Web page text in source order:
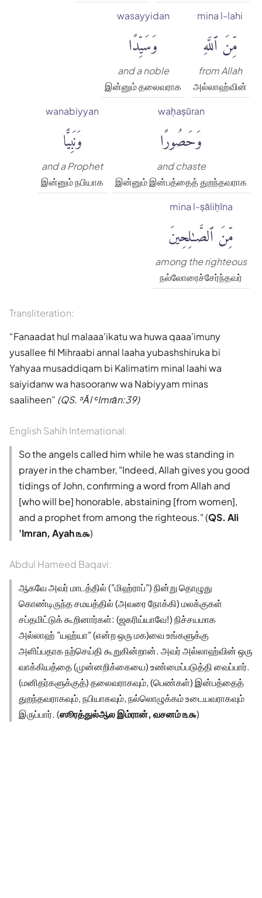
mina l-lahi
مِّنَ ٱللَّهِ
from Allah
அல்லாஹ்வின்
wasayyidan
وَسَيِّدًا
and a noble
இன்னும் தலைவராக
waḥaṣūran
وَحَصُورًا
and chaste
இன்னும் இன்பத்தைத் துறந்தவராக
wanabiyyan
وَنَبِيًّا
and a Prophet
இன்னும் நபியாக
mina l-ṣāliḥīna
مِّنَ ٱلصَّٰلِحِينَ
among the righteous
நல்லோரைச்சேர்ந்தவர்
Transliteration:
Fanaadat hul malaaa'ikatu wa huwa qaaa'imuny
yusallee fil Mihraabi annal laaha yubashshiruka bi
Yahyaa musaddiqam bi Kalimatim minal laahi wa
saiyidanw wa hasooranw wa Nabiyyam minas
saaliheen (QS. ʾĀl ʿImrān:39)
English Sahih International:
So the angels called him while he was standing in
prayer in the chamber, "Indeed, Allah gives you good
tidings of John, confirming a word from Allah and
[who will be] honorable, abstaining [from women],
and a prophet from among the righteous." (QS. Ali
'Imran, Ayah ௩௯)
Abdul Hameed Baqavi:
ஆகவே அவர் மாடத்தில் ("மிஹ்ராப்") நின்று தொழுது
கொண்டிருந்த சமயத்தில் (அவரை நோக்கி) மலக்குகள்
சப்தமிட்டுக் கூறினார்கள்: (ஜகரிய்யாவே!) நிச்சயமாக
அல்லாஹ் "யஹ்யா" (என்ற ஒரு மக)வை உங்களுக்கு
அளிப்பதாக நற்செய்தி கூறுகின்றான். அவர் அல்லாஹ்வின் ஒரு
வாக்கியத்தை (முன்னறிக்கையை) உண்மைப்படுத்தி வைப்பார்.
(மனிதர்களுக்குத்) தலைவராகவும், (பெண்கள்) இன்பத்தைத்
துறந்தவராகவும், நபியாகவும், நல்லொழுக்கம் உடையவராகவும்
இருப்பார். (ஸூரத்துல்ஆல இம்ரான், வசனம் ௩௯)